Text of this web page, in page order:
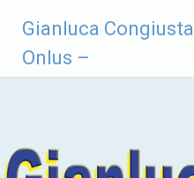
contenuto
Gianluca Congiusta
Onlus –